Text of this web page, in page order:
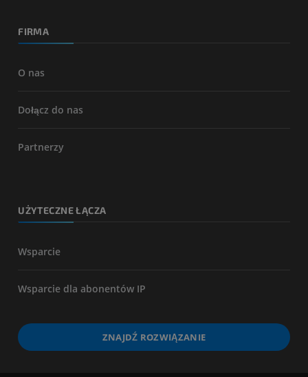
FIRMA
O nas
Dołącz do nas
Partnerzy
UŻYTECZNE ŁĄCZA
Wsparcie
Wsparcie dla abonentów IP
ZNAJDŹ ROZWIĄZANIE